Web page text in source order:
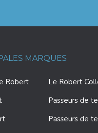
MARQUES
Robert
Le Robert
Passeurs de
Passeurs de